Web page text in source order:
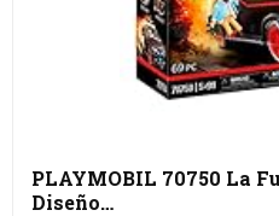
PLAYMOBIL 70750 La
Diseño…